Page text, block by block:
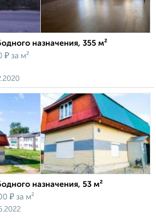
назначения, 355 м²
₽ за м²
назначения, 53 м²
₽ за м²